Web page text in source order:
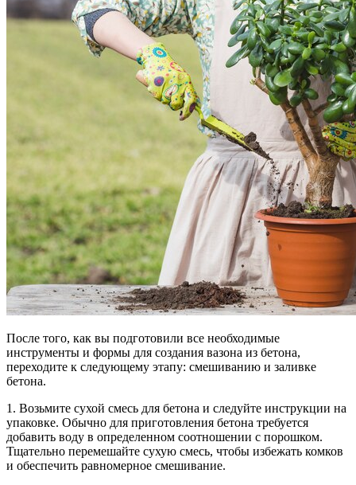
После того, как вы подготовили все необходимые
инструменты и формы для создания вазона из бетона,
переходите к следующему этапу: смешиванию и заливке
бетона.
1. Возьмите сухой смесь для бетона и следуйте инструкции на
упаковке. Обычно для приготовления бетона требуется
добавить воду в определенном соотношении с порошком.
Тщательно перемешайте сухую смесь, чтобы избежать комков
и обеспечить равномерное смешивание.